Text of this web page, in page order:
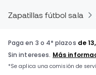
Zapatillas fútbol sala